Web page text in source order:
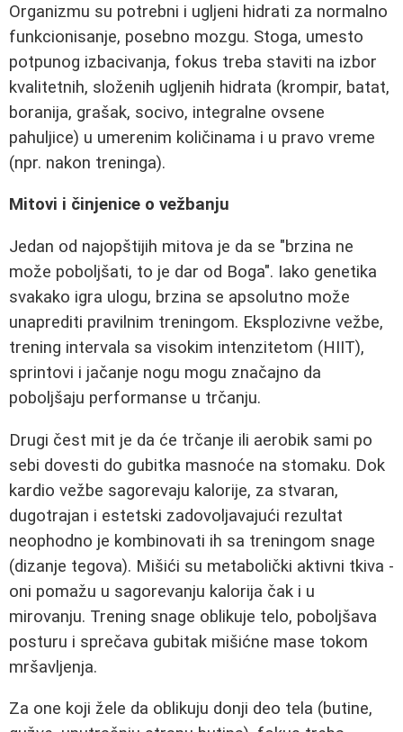
Organizmu su potrebni i ugljeni hidrati za normalno
funkcionisanje, posebno mozgu. Stoga, umesto
potpunog izbacivanja, fokus treba staviti na izbor
kvalitetnih, složenih ugljenih hidrata (krompir, batat,
boranija, grašak, socivo, integralne ovsene
pahuljice) u umerenim količinama i u pravo vreme
(npr. nakon treninga).
Mitovi i činjenice o vežbanju
Jedan od najopštijih mitova je da se "brzina ne
može poboljšati, to je dar od Boga". Iako genetika
svakako igra ulogu, brzina se apsolutno može
unaprediti pravilnim treningom. Eksplozivne vežbe,
trening intervala sa visokim intenzitetom (HIIT),
sprintovi i jačanje nogu mogu značajno da
poboljšaju performanse u trčanju.
Drugi čest mit je da će trčanje ili aerobik sami po
sebi dovesti do gubitka masnoće na stomaku. Dok
kardio vežbe sagorevaju kalorije, za stvaran,
dugotrajan i estetski zadovoljavajući rezultat
neophodno je kombinovati ih sa treningom snage
(dizanje tegova). Mišići su metabolički aktivni tkiva -
oni pomažu u sagorevanju kalorija čak i u
mirovanju. Trening snage oblikuje telo, poboljšava
posturu i sprečava gubitak mišićne mase tokom
mršavljenja.
Za one koji žele da oblikuju donji deo tela (butine,